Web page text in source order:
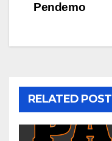
Pendemo
RELATED POST